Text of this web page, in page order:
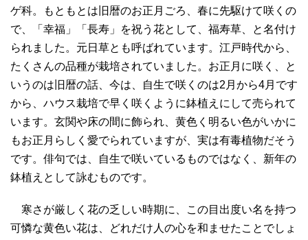
ゲ科。もともとは旧暦のお正月ごろ、春に先駆けて咲くの
で、「幸福」「長寿」を祝う花として、福寿草、と名付け
られました。元日草とも呼ばれています。江戸時代から、
たくさんの品種が栽培されていました。お正月に咲く、と
いうのは旧暦の話、今は、自生で咲くのは2月から4月です
から、ハウス栽培で早く咲くように鉢植えにして売られて
います。玄関や床の間に飾られ、黄色く明るい色がいかに
もお正月らしく愛でられていますが、実は有毒植物だそう
です。俳句では、自生で咲いているものではなく、新年の
鉢植えとして詠むものです。
寒さが厳しく花の乏しい時期に、この目出度い名を持つ
可憐な黄色い花は、どれだけ人の心を和ませたことでしょ